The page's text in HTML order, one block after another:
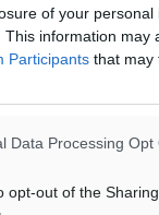
of your personal
This information may
Participants that may
Data Processing Opt
opt-out of the
να
οικονομική
γίνει